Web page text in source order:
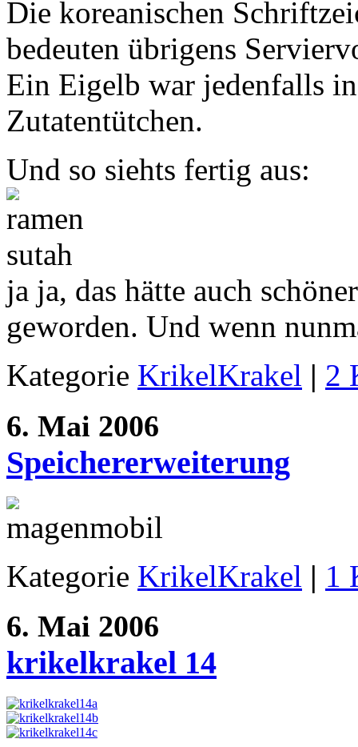
Die koreanischen
bedeuten übrigens
Ein Eigelb war jedenfalls
Zutatentütchen.
Und so siehts fertig aus:
ja ja, das hätte auch
geworden. Und wenn
Kategorie KrikelKrakel | 2
6. Mai 2006
Speichererweiterung
Kategorie KrikelKrakel | 1
6. Mai 2006
krikelkrakel 14